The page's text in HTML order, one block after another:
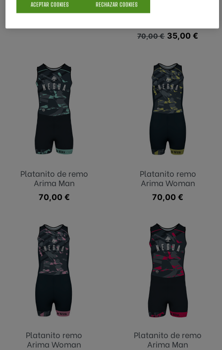
Platanito de remo
Platanito de remo
Precio base
70,00 € Precio
35,00 €
Platanito de remo
Arima Man
Precio
70,00 €
Platanito remo
Arima Woman
Precio
70,00 €
Platanito remo
Arima Woman
Platanito de remo
Arima Man
RECHAZAR COOKIES
ACEPTAR COOKIES